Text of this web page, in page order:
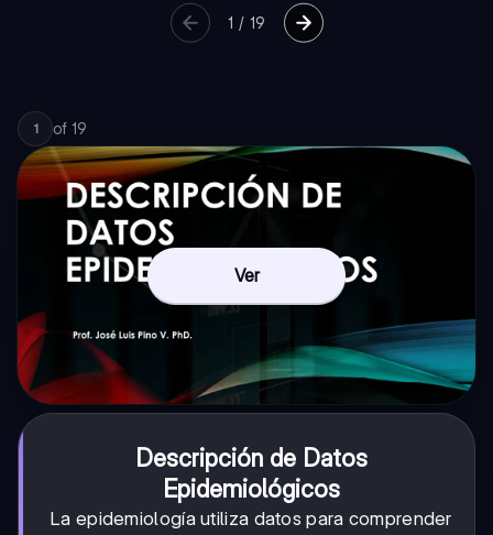
1 / 19
1 of 19
Ver
Descripción de Datos
Epidemiológicos
La epidemiología utiliza datos para comprender